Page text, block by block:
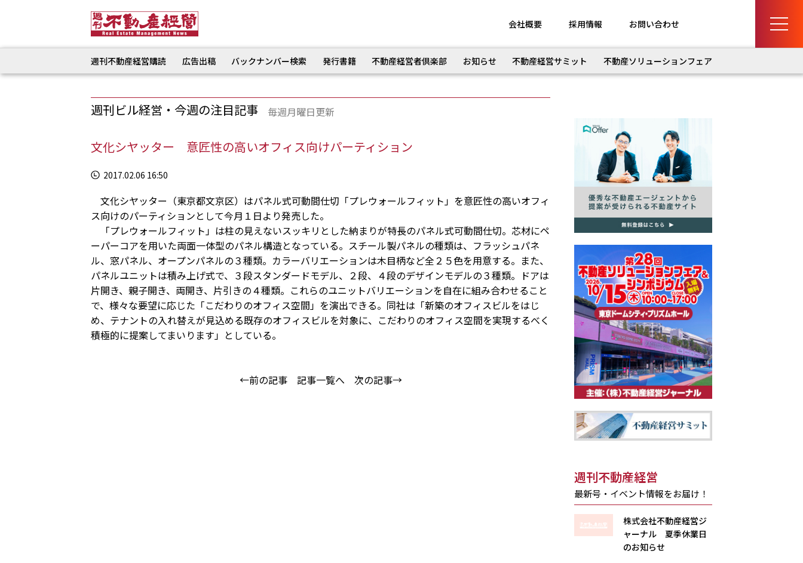
会社概要 採用情報 お問い合わせ
週刊不動産経営購読 広告出稿 バックナンバー検索 発行書籍 不動産経営者倶楽部 お知らせ 不動産経営サミット 不動産ソリューションフェア
週刊ビル経営・今週の注目記事 毎週月曜日更新
文化シヤッター 意匠性の高いオフィス向けパーティション
2017.02.06 16:50
文化シヤッター（東京都文京区）はパネル式可動間仕切「プレウォールフィット」を意匠性の高いオフィ
ス向けのパーティションとして今月１日より発売した。
「プレウォールフィット」は柱の見えないスッキリとした納まりが特長のパネル式可動間仕切。芯材にペ
ーパーコアを用いた両面一体型のパネル構造となっている。スチール製パネルの種類は、フラッシュパネ
ル、窓パネル、オープンパネルの３種類。カラーバリエーションは木目柄など全２５色を用意する。また、
パネルユニットは積み上げ式で、３段スタンダードモデル、２段、４段のデザインモデルの３種類。ドアは
片開き、親子開き、両開き、片引きの４種類。これらのユニットバリエーションを自在に組み合わせること
で、様々な要望に応じた「こだわりのオフィス空間」を演出できる。同社は「新築のオフィスビルをはじ
め、テナントの入れ替えが見込める既存のオフィスビルを対象に、こだわりのオフィス空間を実現するべく
積極的に提案してまいります」としている。
←前の記事 記事一覧へ 次の記事→
週刊不動産経営
最新号・イベント情報をお届け！
株式会社不動産経営ジ
ャーナル 夏季休業日
のお知らせ